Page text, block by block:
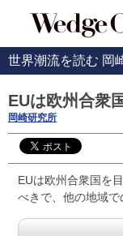
世界潮流を読む 岡
EUは欧州合衆
岡崎研究所
EUは欧州合衆国を
べきで、他の地域で